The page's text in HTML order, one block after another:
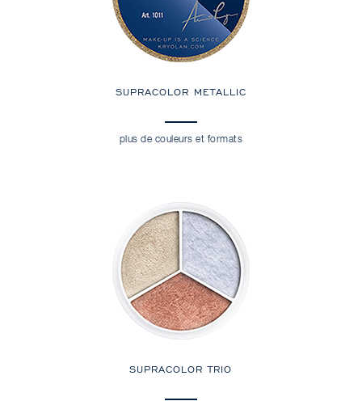
SUPRACOLOR METALLIC
plus de couleurs et formats
SUPRACOLOR TRIO